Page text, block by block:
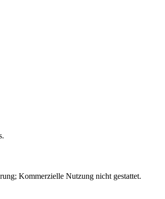
Kommerzielle Nutzung nicht gestattet.